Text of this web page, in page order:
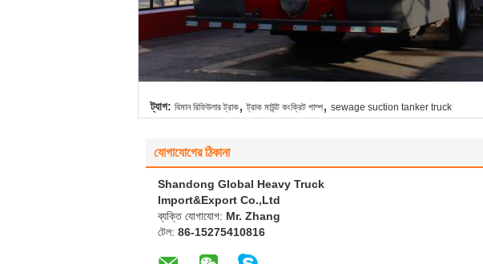
ট্যাগ: বিমান রিফিউলার ট্রাক, ট্রাক মাউন্ট কংক্রিট পাম্প, sewage suction tanker truck
যোগাযোগের ঠিকানা
Shandong Global Heavy Truck
Import&Export Co.,Ltd
ব্যক্তি যোগাযোগ: Mr. Zhang
টেল: 86-15275410816